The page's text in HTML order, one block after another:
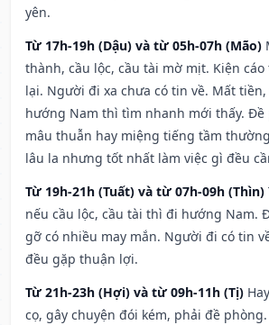
yên.
Từ 17h-19h (Dậu) và từ 05h-07h (Mão)
thành, cầu lộc, cầu tài mờ mịt. Kiện
lại. Người đi xa chưa có tin về. Mất
hướng Nam thì tìm nhanh mới thấy. Đề
mâu thuẫn hay miệng tiếng tầm
lâu la nhưng tốt nhất làm việc gì đều
Từ 19h-21h (Tuất) và từ 07h-09h (Thìn)
nếu cầu lộc, cầu tài thì đi hướng Nam.
gỡ có nhiều may mắn. Người đi có tin
đều gặp thuận lợi.
Từ 21h-23h (Hợi) và từ 09h-11h (Tị)
cọ, gây chuyện đói kém, phải đề